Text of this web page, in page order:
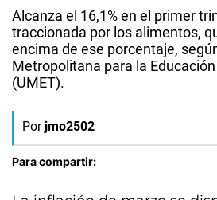
Alcanza el 16,1% en el primer
traccionada por los alimentos,
encima de ese porcentaje,
Metropolitana para la
(UMET).
Por jmo2502
Para compartir: